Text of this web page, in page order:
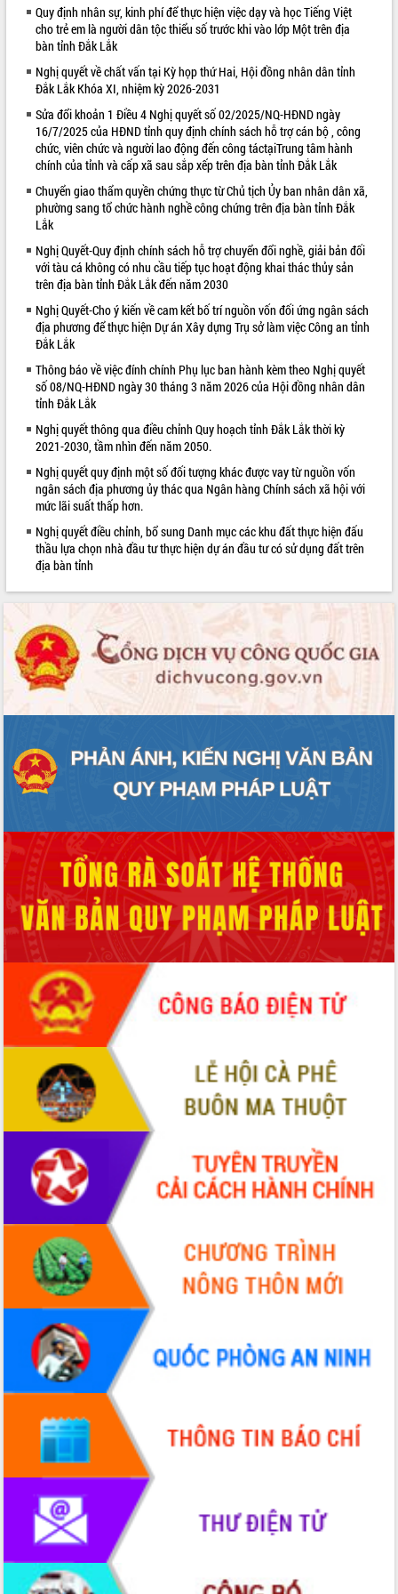
phát triển mới
Thường trực HĐND tỉnh Đắk Lắk gặp
mặt Đoàn chuyên gia y tế TP. Hồ Chí
Minh
Lễ truy điệu và an táng hài cốt liệt sĩ
tại Nghĩa trang Liệt sĩ xã Sơn Hòa
Bàn giải pháp tháo gỡ khó khăn trong
xuất khẩu sầu riêng và triển khai quy
định EUDR
Thứ trưởng Bộ Nông nghiệp và Môi
trường Nguyễn Hoàng Hiệp khảo sát
vùng trồng và doanh nghiệp đóng gói
sầu riêng tại Đắk Lắk
Trình diễn nghệ thuật chế biến các
món ăn từ sầu riêng
Đắk Lắk công bố Quy hoạch và xúc
tiến đầu tư tỉnh
Ngành cá ngừ Đắk Lắk chủ động thích
ứng để giữ vững thị trường xuất khẩu
Diễn đàn Kinh tế tư nhân Việt Nam đột
phá cơ chế - Hợp tác công tư
Đề án 06 tạo bước ngoặt đột phá trong
cải cách hành chính tỉnh Đắk Lắk
Kết nối tour, đẩy mạnh chuyển đổi số
để phát triển du lịch Đắk Lắk
Khởi động Dự án Đầu tư xây dựng hạ
tầng kỹ thuật Cụm công nghiệp Tân
Gặp mặt các cơ quan báo chí nhân Kỷ
mạng Việt Nam
Đắk Lắk sơ kết 4 năm triển khai thực
hiện Đề án 06 của Chính phủ
Họp báo thông tin về Hội nghị Công bố
Quy hoạch và Xúc tiến đầu tư tỉnh Đắk
Lắk
HĐND tỉnh thông qua điều chỉnh Quy
hoạch tỉnh thời kỳ 2021-2030
Hội thảo góp ý hồ sơ điều chỉnh quy
tầm nhìn đến năm 2050
Nâng cao hiệu quả hoạt động của các
doanh nghiệp nhà nước
Hội nghị triển khai kết nối mạng
truyền số liệu chuyên dùng phục vụ cơ
quan Đảng, Nhà nước
Lễ phát động chuỗi hoạt động chung
tay làm sạch môi trường
Xã Ea Kar bước chuyển mình trong
công tác cải cách hành chính mô hình
UBND tỉnh họp báo định kỳ tháng 4
năm 2026
Hội thảo khoa học “Giải pháp thúc đẩy
phát triển nền kinh tế xanh tại tỉnh
Đắk Lắk”
Tăng cường giám sát, đôn đốc thực
hiện nhiệm vụ quản lý tài sản công
hàng tuần
Tháo gỡ những vướng mắc, đẩy mạnh
công tác cải cách thủ tục hành chính
tại Trung tâm Phục vụ hành chính
công tỉnh
Đắk Lắk: Tôn vinh 46 giải pháp tại Hội
thi Sáng tạo Kỹ thuật 2024 - 2025
Đắk Lắk rà soát, điều chỉnh Đề án 190
về phát triển nuôi trồng thủy sản
Phó Chủ tịch UBND tỉnh Đắk Lắk
Trương Công Thái kiểm tra thực địa
Dự án cao tốc Khánh Hòa - Buôn Ma
Thuột
Định vị cà phê Việt Nam như một “di
sản sống” trong dòng chảy toàn cầu
Xây dựng nông thôn mới: Nâng cao đời
sống người dân từ những mô hình thiết
thực
Quyết liệt tháo gỡ vướng mắc, đẩy
nhanh tiến độ các dự án trọng điểm
trong Khu kinh tế Nam Phú Yên
Quy định nhân sự, kinh phí để thực hiện việc dạy và học Tiếng Việt
cho trẻ em là người dân tộc thiểu số trước khi vào lớp Một trên địa
bàn tỉnh Đắk Lắk
Nghị quyết về chất vấn tại Kỳ họp thứ Hai, Hội đồng nhân dân tỉnh
Đắk Lắk Khóa XI, nhiệm kỳ 2026-2031
Sửa đổi khoản 1 Điều 4 Nghị quyết số 02/2025/NQ-HĐND ngày
16/7/2025 của HĐND tỉnh quy định chính sách hỗ trợ cán bộ , công
chức, viên chức và người lao động đến công táctạiTrung tâm hành
chính của tỉnh và cấp xã sau sắp xếp trên địa bàn tỉnh Đắk Lắk
Chuyển giao thẩm quyền chứng thực từ Chủ tịch Ủy ban nhân dân xã,
phường sang tổ chức hành nghề công chứng trên địa bàn tỉnh Đắk
Lắk
Nghị Quyết-Quy định chính sách hỗ trợ chuyển đổi nghề, giải bản đối
với tàu cá không có nhu cầu tiếp tục hoạt động khai thác thủy sản
trên địa bàn tỉnh Đắk Lắk đến năm 2030
Nghị Quyết-Cho ý kiến về cam kết bố trí nguồn vốn đối ứng ngân sách
địa phương để thực hiện Dự án Xây dựng Trụ sở làm việc Công an tỉnh
Đắk Lắk
Thông báo về việc đính chính Phụ lục ban hành kèm theo Nghị quyết
số 08/NQ-HĐND ngày 30 tháng 3 năm 2026 của Hội đồng nhân dân
tỉnh Đắk Lắk
Nghị quyết thông qua điều chỉnh Quy hoạch tỉnh Đắk Lắk thời kỳ
2021-2030, tầm nhìn đến năm 2050.
Nghị quyết quy định một số đối tượng khác được vay từ nguồn vốn
ngân sách địa phương ủy thác qua Ngân hàng Chính sách xã hội với
mức lãi suất thấp hơn.
Nghị quyết điều chỉnh, bổ sung Danh mục các khu đất thực hiện đấu
thầu lựa chọn nhà đầu tư thực hiện dự án đầu tư có sử dụng đất trên
địa bàn tỉnh